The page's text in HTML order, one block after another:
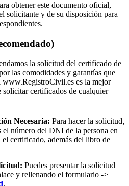
obtener este documento oficial,
solicitante y de su disposición para
la solicitud del certificado de
las comodidades y garantías que
www.RegistroCivil.es es la mejor
solicitar certificados de cualquier
Necesaria: Para hacer la solicitud,
el número del DNI de la persona en
certificado, además del libro de
Puedes presentar la solicitud
y rellenando el formulario ->
.